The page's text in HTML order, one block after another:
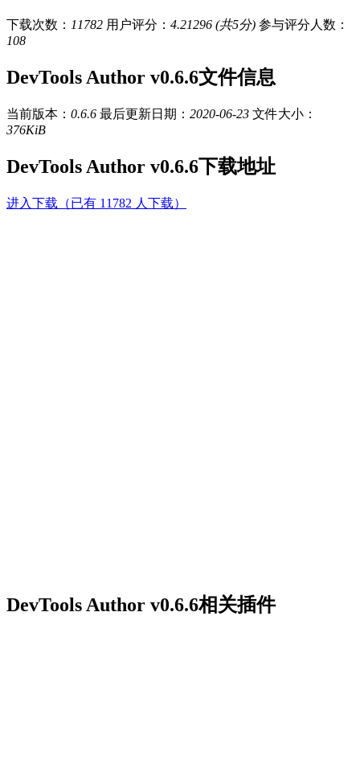
下载次数： 11782 用户评分： 4.21296 (共5分) 参与评分人数：
108
DevTools Author v0.6.6文件信息
当前版本： 0.6.6 最后更新日期： 2020-06-23 文件大小：
376KiB
DevTools Author v0.6.6下载地址
进入下载（已有 11782 人下载）
DevTools Author v0.6.6相关插件